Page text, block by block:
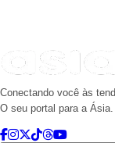
Conectando você às
O seu portal para a Ásia.